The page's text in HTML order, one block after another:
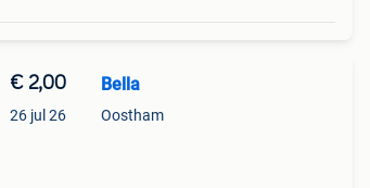
€ 2,00
26 jul 26
Bella
Oostham